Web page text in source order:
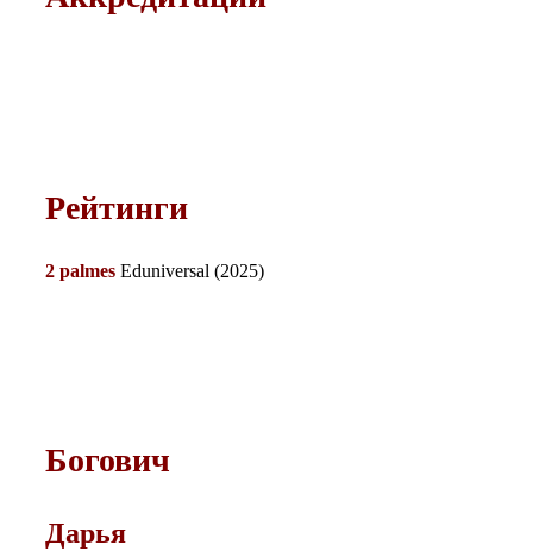
Рейтинги
2 palmes Eduniversal (2025)
Богович
Дарья